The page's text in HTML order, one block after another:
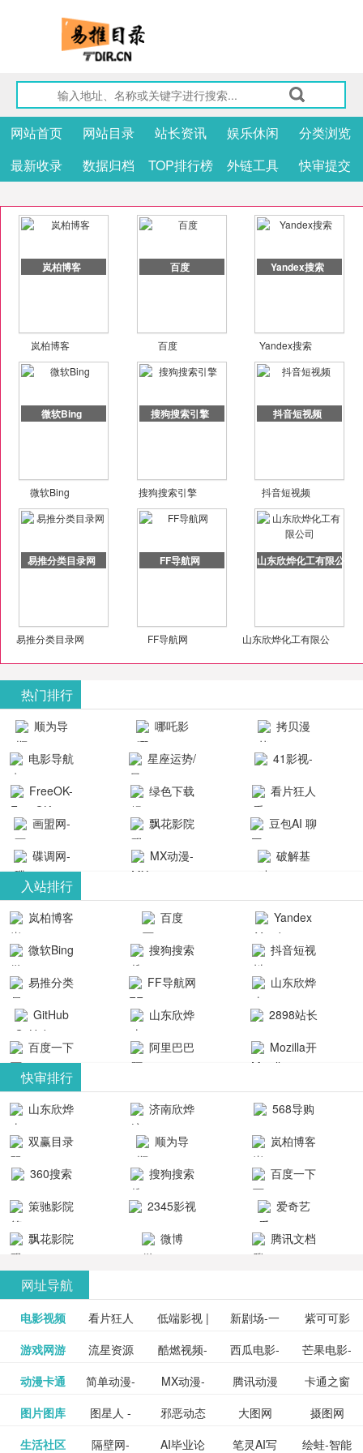
网站首页 网站目录 站长资讯 娱乐休闲
分类浏览
最新收录
数据归档 TOP排行榜 外链工具 快审提交
岚柏博客
岚柏博客
百度
百度
Yandex搜索
Yandex搜索
微软Bing
微软Bing
搜狗搜索引擎
搜狗搜索引擎
抖音短视频
抖音短视频
易推分类目录网
易推分类目录网
FF导航网
FF导航网
山东欣烨化工有限公司
山东欣烨化工有限公
热门排行
顺为导
航-办公运营
哪吒影
院-哪吒影院
提供最新、
最全的高清
电影、电视
剧、动漫和
综艺节目免
费观看。平
台内容丰
富，更新快
速，支持在
线观看，满
足各类影迷
需求，提供
无广告、高
清流畅的观
影体验。
拷贝漫
画-官网
动漫综合
电影导航
- 免费看电影
就来这！ | 快
导航网-免费
看电影就来
这！收录大
量免费看电
影网站！
星座运势/
最星座/美国
神婆星座网
41影视-
聚合最近好
看的电视剧
最新电影网
站-41影视为
成全短剧电
视剧、电视
剧大全、好
看的电视
剧、最新的
电影在线观
看，神马影
最新好看的
剧片、爱情
片、搞笑片
等全新电
影，是影
FreeOK-
FreeOK影视
官网-最新影
视资源|追剧
也很卷
绿色下载
吧
看片狂人
- 高清视频资
源免费在线
观看
画盟网-
画师联盟官
网
_huashilm.com_
动漫综合
飘花影院
网
豆包AI 聊
天智能对话
网页版入口
碟调网-
碟调网为您
提供最新电
视剧和2025
年最新电影
的在线观
看，快来碟
调电影网在
线观看最新
热门影视作
MX动漫-
漫免费在线
观看
破解基
整合当前互
联网最新最
全最优质的
软件免费下
载、资源免
费共享、技
术教程学习
台！整合破
合破解游
戏、整合安
卓破解软件
分享与下
载！旨在打
件共享站、
资源
入站排行
岚柏博客 百度
Yandex
搜索
微软Bing
搜狗搜索
引擎
抖音短视
频
易推分类
目录网
FF导航网
山东欣烨
化工有限公
GitHub
山东欣烨
生物科技有
2898站长
资源平台
百度一下
阿里巴巴
Mozilla开
快审排行
山东欣烨
生物科技有
济南欣烨
科技有限公
568导购
网
双赢目录
顺为导
航-办公运营
岚柏博客
360搜索
搜狗搜索
百度一下
策驰影院
2345影视
大全
爱奇艺
VIP会员
飘花影院
微博 腾讯文档
网址导航
电影视频 看片狂人 低端影视 |
免费高清
在线电影
新剧场-一
个网盘资
源分享小
紫可可影
视-紫可可,
免费提供
泡剧网_最
新电视剧
免费在线
更多>>
游戏网游 流星资源
网-流星蝴
蝶剑官网
酷燃视频-
致力于打
造中国领
西瓜电影-
西瓜视频
网站电影
芒果电影-
芒果TV网
站电影频
豆瓣电影-
豆瓣电影
更多>>
动漫卡通 简单动漫-
日本动画
MX动漫-
最新最全
腾讯动漫
频道
卡通之窗
三毛漫画
网
更多>>
图片图库 图星人 -
设计图片
邪恶动态
图片大全
大图网
摄图网
图行天下
更多>>
生活社区 隔壁网- AI毕业论 笔灵AI写 绘蛙-智能